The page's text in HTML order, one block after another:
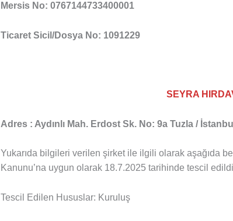
Mersis No: 0767144733400001
Ticaret Sicil/Dosya No: 1091229
SEYRA
Adres : Aydınlı Mah. Erdost Sk. No: 9a Tuzla / İstanbul
Yukarıda bilgileri verilen şirket ile ilgili olarak aşağıda
Kanunu’na uygun olarak 18.7.2025 tarihinde tescil
Tescil Edilen Hususlar: Kuruluş